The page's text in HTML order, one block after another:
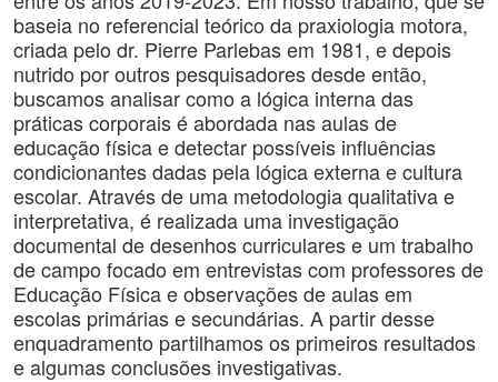
baseia no referencial teórico da praxiologia motora,
criada pelo dr. Pierre Parlebas em 1981, e depois
nutrido por outros pesquisadores desde então,
buscamos analisar como a lógica interna das
práticas corporais é abordada nas aulas de
educação física e detectar possíveis influências
condicionantes dadas pela lógica externa e cultura
escolar. Através de uma metodologia qualitativa e
interpretativa, é realizada uma investigação
documental de desenhos curriculares e um trabalho
de campo focado em entrevistas com professores de
Educação Física e observações de aulas em
escolas primárias e secundárias. A partir desse
enquadramento partilhamos os primeiros resultados
e algumas conclusões investigativas.